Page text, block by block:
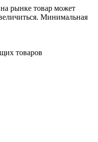
рынке товар может
Минимальная
товаров